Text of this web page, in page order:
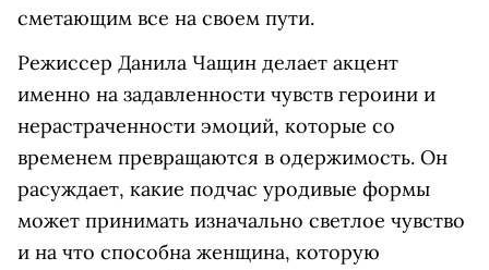
сметающим все на своем пути.
Режиссер Данила Чащин делает акцент
именно на задавленности чувств героини и
нерастраченности эмоций, которые со
временем превращаются в одержимость. Он
расуждает, какие подчас уродивые формы
может принимать изначально светлое чувство
и на что способна женщина, которую